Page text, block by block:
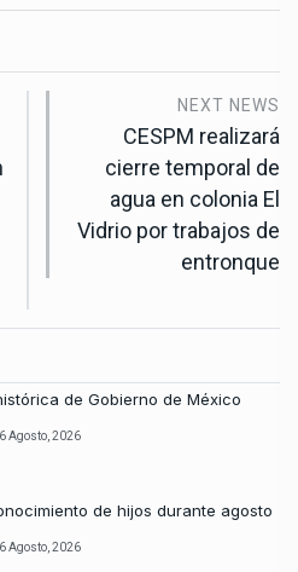
NEXT NEWS
CESPM realizará
cierre temporal de
agua en colonia El
Vidrio por trabajos de
entronque
de Gobierno de México
6 Agosto, 2026
de hijos durante agosto
6 Agosto, 2026